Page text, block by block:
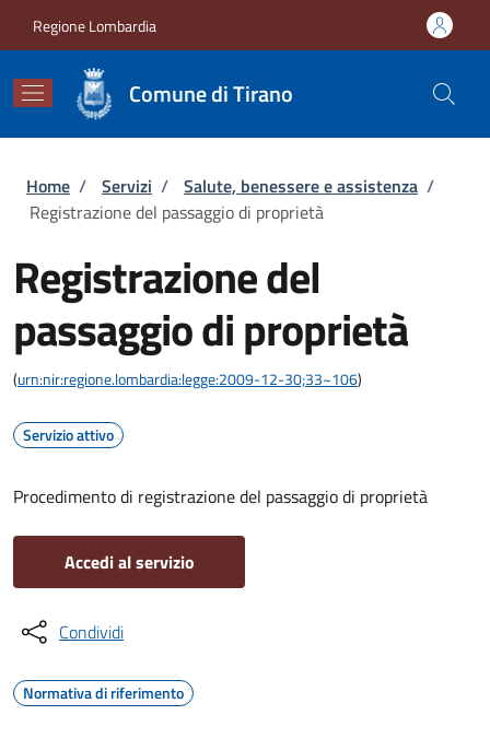
Regione Lombardia
Comune di Tirano
Briciole di pane
Home / Servizi / Salute, benessere e assistenza /
Registrazione del passaggio di proprietà
Registrazione del
passaggio di proprietà
(urn:nir:regione.lombardia:legge:2009-12-30;33~106)
Servizio attivo
Procedimento di registrazione del passaggio di proprietà
Accedi al servizio
Condividi
Normativa di riferimento